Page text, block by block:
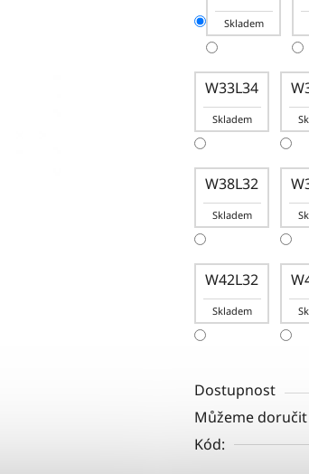
Skladem
W33L34
Skladem
W38L32
Skladem
W42L32
Skladem
Dostupnost
Můžeme
Kód: